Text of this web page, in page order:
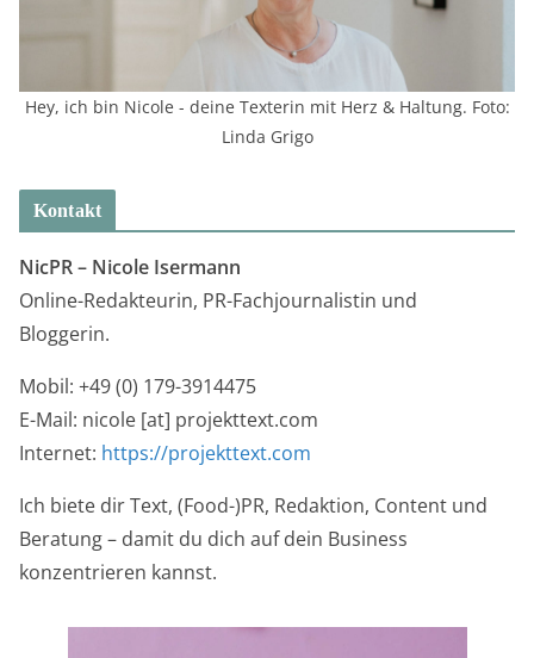
Hey, ich bin Nicole - deine Texterin mit Herz & Haltung. Foto:
Linda Grigo
Kontakt
NicPR – Nicole Isermann
Online-Redakteurin, PR-Fachjournalistin und
Bloggerin.
Mobil: +49 (0) 179-3914475
E-Mail: nicole [at] projekttext.com
Internet: https://projekttext.com
Ich biete dir Text, (Food-)PR, Redaktion, Content und
Beratung – damit du dich auf dein Business
konzentrieren kannst.